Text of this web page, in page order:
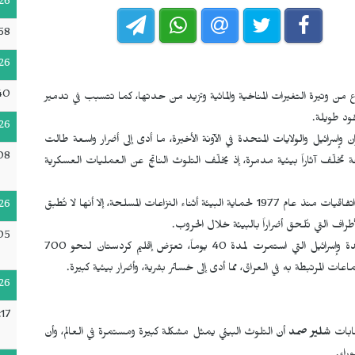
من وتيرة التغيرات المناخية والمائية وتزيد من حدتها، كما تتسبب في تدمير
طويلة.
والولايات المتحدة في الآونة الأخيرة، ما أدى إلى أضرار واسعة طالت
تخلّف آثاراً بيئية مدمرة، إذ يخلّف التلوث الناتج عن العمليات العسكرية
وتُعد الحروب تهديداً كبيراً للبيئة على المستوى العالمي، ورغم وجود اتفاقيات منذ عام 1977 لحماية البيئة أثناء النزاعات المسلحة، إلا أنها لا تُطبق
التي تُلحق أضراراً بالبيئة خلال الحروب.
منذ 28 شباط/فبراير، ومع بدء الحرب بين إيران والولايات المتحدة وإسرائيل التي استمرت لمدة 40 يوماً، تعرّض إقليم كردستان لنحو 700
المرتبطة به في العراق، مما أدى إلى خسائر بشرية، وأضرار بيئية كبيرة.
شلير صمد أن التلوث البيئي يمثل مشكلة كبيرة ومستمرة في العالم، وأن